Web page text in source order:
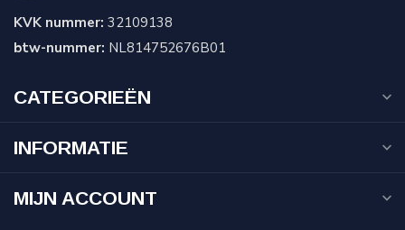
KVK nummer: 32109138
btw-nummer: NL814752676B01
CATEGORIEËN
INFORMATIE
MIJN ACCOUNT